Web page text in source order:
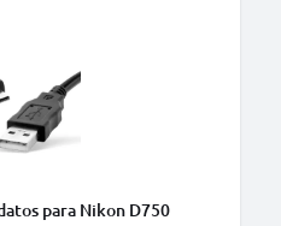
para Nikon D750